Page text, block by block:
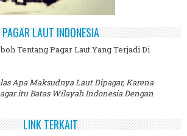
PAGAR LAUT INDONESIA
Tentang Pagar Laut Yang Terjadi Di
Apa Maksudnya Laut Dipagar, Karena
itu Batas Wilayah Indonesia Dengan
LINK TERKAIT